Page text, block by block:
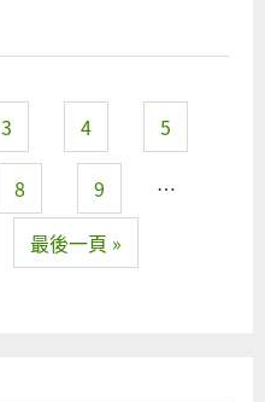
3 4 5
8 9
…
最後一頁 »